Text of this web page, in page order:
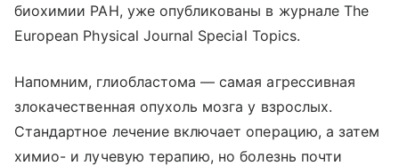
биохимии РАН, уже опубликованы в журнале The
European Physical Journal Special Topics.
Напомним, глиобластома — самая агрессивная
злокачественная опухоль мозга у взрослых.
Стандартное лечение включает операцию, а затем
химио- и лучевую терапию, но болезнь почти